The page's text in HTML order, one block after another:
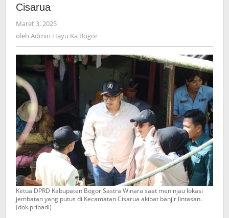
Pembangunan
Jembatan
Darurat
di
Cisarua
Cisarua
Maret 3, 2025
Admin
Hayu
Ka
Bogor
oleh Admin Hayu Ka Bogor
Ketua DPRD Kabupaten Bogor Sastra Winara saat meninjau lokasi
jembatan yang putus di Kecamatan Cisarua akibat banjir lintasan.
(dok.pribadi)